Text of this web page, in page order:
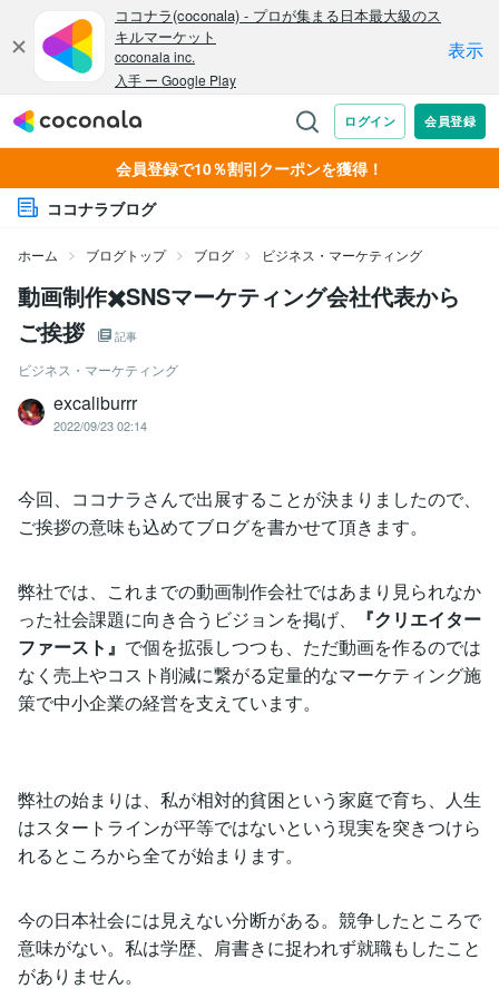
会員登録で10％割引クーポンを獲得！
ココナラブログ
ホーム ブログトップ ブログ ビジネス・マーケティング
動画制作✖️SNSマーケティング会社代表から
ご挨拶
記事
ビジネス・マーケティング
excaliburrr
2022/09/23 02:14
今回、ココナラさんで出展することが決まりましたので、
ご挨拶の意味も込めてブログを書かせて頂きます。
弊社では、これまでの動画制作会社ではあまり見られなか
った社会課題に向き合うビジョンを掲げ、
『クリエイター
ファースト』 で個を拡張しつつも、ただ動画を作るのでは
なく売上やコスト削減に繋がる定量的なマーケティング施
策で中小企業の経営を支えています。
弊社の始まりは、私が相対的貧困という家庭で育ち、人生
はスタートラインが平等ではないという現実を突きつけら
れるところから全てが始まります。
今の日本社会には見えない分断がある。競争したところで
意味がない。私は学歴、肩書きに捉われず就職もしたこと
がありません。